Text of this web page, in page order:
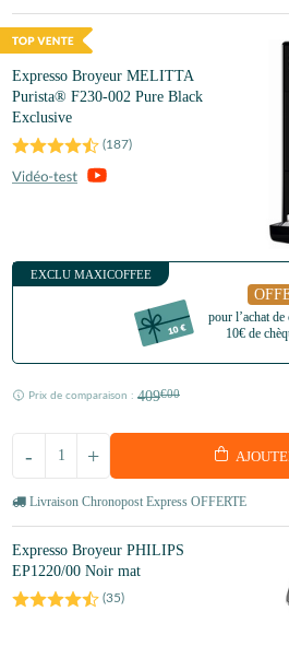
Expresso Broyeur MELITTA
Purista® F230-002 Pure Black
Exclusive
(187)
EXCLU MAXICOFFEE
pour l’achat de
10€ de
Prix de comparaison : 409€00
+
-
Livraison Chronopost Express OFFERTE
Expresso Broyeur PHILIPS
EP1220/00 Noir mat
(35)